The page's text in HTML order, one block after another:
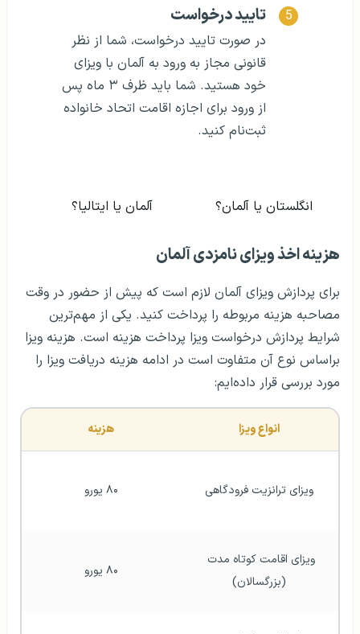
تایید درخواست
در صورت تایید درخواست، شما از نظر
قانونی مجاز به ورود به آلمان با ویزای
خود هستید. شما باید ظرف ۳ ماه پس
از ورود برای اجازه اقامت اتحاد خانواده
ثبت‌نام کنید.
انگلستان یا آلمان؟ آلمان یا ایتالیا؟
هزینه اخذ ویزای نامزدی آلمان
برای پردازش ویزای آلمان لازم است که پیش از حضور در وقت
مصاحبه هزینه مربوطه را پرداخت کنید. یکی از مهم‌ترین
شرایط پردازش درخواست ویزا پرداخت هزینه است. هزینه ویزا
براساس نوع آن متفاوت است در ادامه هزینه دریافت ویزا را
مورد بررسی قرار داده‌ایم:
انواع ویزا هزینه
ویزای ترانزیت فرودگاهی ۸۰ یورو
(بزرگسالان)
۸۰ یورو